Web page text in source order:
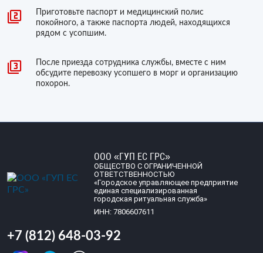
Приготовьте паспорт и медицинский полис
покойного, а также паспорта людей, находящихся
рядом с усопшим.
После приезда сотрудника службы, вместе с ним
обсудите перевозку усопшего в морг и организацию
похорон.
ООО «ГУП ЕС ГРС»
ОБЩЕСТВО С ОГРАНИЧЕННОЙ
ОТВЕТСТВЕННОСТЬЮ
«Городское управляющее предприятие
единая специализированная
городская ритуальная служба»
ИНН: 7806607611
+7 (812) 648-03-92